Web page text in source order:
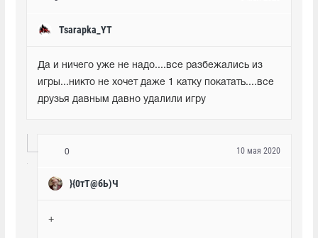
Tsarapka_YT
Да и ничего уже не надо....все разбежались из
игры...никто не хочет даже 1 катку покатать....все
друзья давным давно удалили игру
0
}{0тТ@бЬ)Ч
10 мая 2020
+